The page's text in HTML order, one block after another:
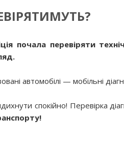
почала перевіряти
автомобілі — мобільні
спокійно! Перевірка